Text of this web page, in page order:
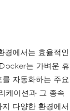
경에서는 효율적인
는 가벼운 휴
자동화하는 주요
케이션과 그 종속
다양한 환경에서